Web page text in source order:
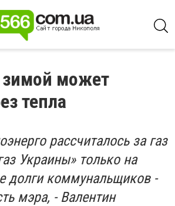
может
тепла
рассчиталось за газ
Украины» только на
долги коммунальщиков -
мэра, - Валентин